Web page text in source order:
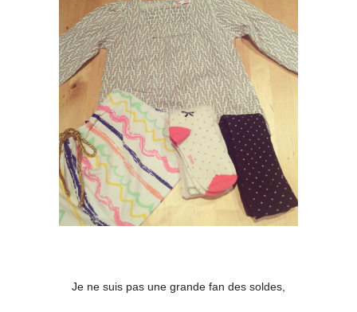
Je ne suis pas une grande fan des soldes,